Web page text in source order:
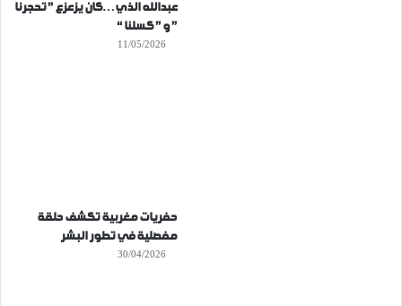
عبدالله الذي…كان يزعزع ” تحجرنا
” و ” كسلنا “
11/05/2026
حفريات مغربية تكشف حلقة
مفصلية في تطور البشر
30/04/2026